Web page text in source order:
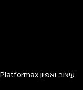
עיצוב ואפיוןPlatformax